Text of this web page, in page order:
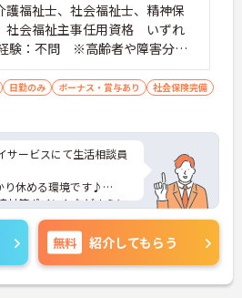
福祉士、社会福祉士、精神保
社会福祉主事任用資格 いずれ
験：不問 ※高齢者や障害分野
ある方 尚可 ■普通自動車運転
日勤のみ ボーナス・賞与あり
社会保険完備
サービスにて生活相談員
り休める環境です♪
対策ポイントなどさらに
、お気軽にご相談くださ
無料 紹介してもらう